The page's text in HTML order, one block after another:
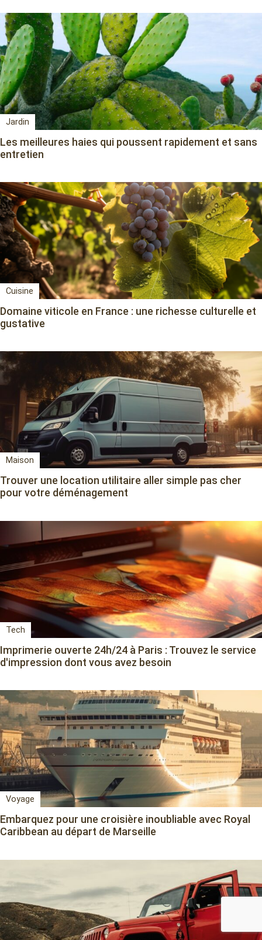
Jardin
Les meilleures haies qui poussent rapidement et sans
entretien
Cuisine
Domaine viticole en France : une richesse culturelle et
gustative
Maison
Trouver une location utilitaire aller simple pas cher
pour votre déménagement
Tech
Imprimerie ouverte 24h/24 à Paris : Trouvez le service
d'impression dont vous avez besoin
Voyage
Embarquez pour une croisière inoubliable avec Royal
Caribbean au départ de Marseille